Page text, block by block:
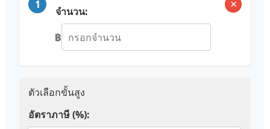
1
จำนวน:
฿
×
ตัวเลือกขั้นสูง
อัตราภาษี (%):